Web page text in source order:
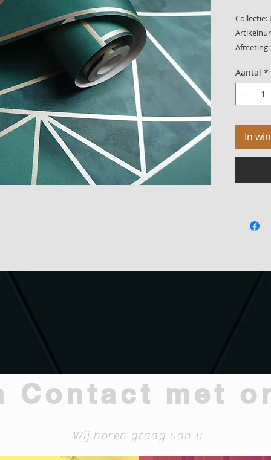
per
1
meter
Collectie:
Kwaliteit:
Aantal *
In
Contact met
Wij horen graag van u